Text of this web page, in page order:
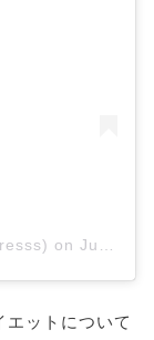
on Jun 2, 2016 at 10:49am PDT
エットについて